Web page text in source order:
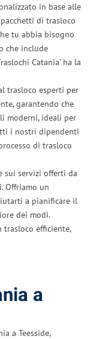
in base alle
di trasloco
tu abbia bisogno
che include
Catania’ ha la
trasloco esperti per
garantendo che
moderni, ideali per
i nostri dipendenti
di trasloco
sui servizi offerti da
Offriamo un
a pianificare il
dei modi.
trasloco efficiente,
a
a Teesside,